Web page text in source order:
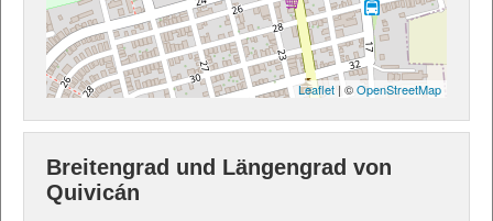
Leaflet | ©OpenStreetMap
Breitengrad und Längengrad von
Quivicán